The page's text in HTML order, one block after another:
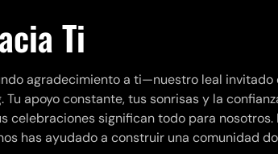
Ti
agradecimiento a ti—nuestro leal invitado
apoyo constante, tus sonrisas y la
celebraciones significan todo para nosotros.
has ayudado a construir una comunidad